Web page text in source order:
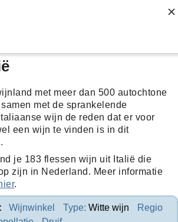
met meer dan 500 autochtone
met de sprankelende
wijn de reden dat er voor
een wijn te vinden is in dit
je 183 flessen wijn uit Italië die
zijn in Nederland. Meer informatie
.
Wijnwinkel Type:Witte wijn
Regio